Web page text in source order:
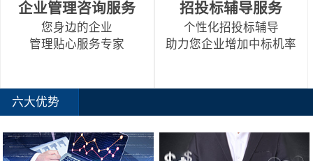
企业管理咨询服务
您身边的企业
管理贴心服务专家
招投标辅导服务
个性化招投标辅导
助力您企业增加中标机率
六大优势